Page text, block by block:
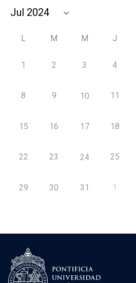
L M M J
1 2 3 4
8 9 10 11
15 16 17 18
22 23 24 25
29 30 31 1